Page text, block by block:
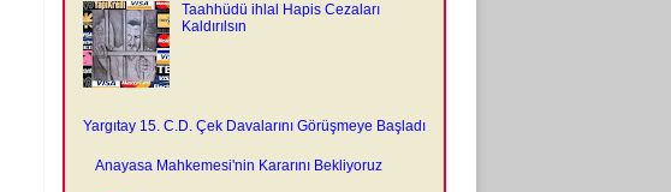
Taahhüdü ihlal Hapis Cezaları
Kaldırılsın
Yargıtay 15. C.D. Çek Davalarını Görüşmeye Başladı
Anayasa Mahkemesi'nin Kararını Bekliyoruz